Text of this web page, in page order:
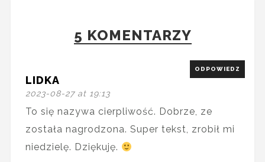
5 KOMENTARZY
LIDKA
2023-08-27 at 19:13
ODPOWIEDZ
To się nazywa cierpliwość. Dobrze, ze
została nagrodzona. Super tekst, zrobił mi
niedzielę. Dziękuję.